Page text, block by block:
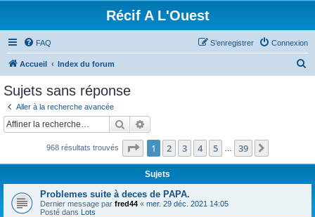
Récif A L'Ouest
FAQ Connexion
S’enregistrer
Accueil Index du forum
c
Sujets sans réponse
Aller à la recherche avancée
Rechercher
968 résultats trouvés Page 1sur39
1 2 3 4 5 39
Sujets
Problemes suite à deces de PAPA.
Dernier message par fred44 « mer. 29 déc. 2021 14:05
Posté dans Lots